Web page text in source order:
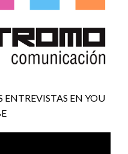
ENTREVISTAS EN YOU